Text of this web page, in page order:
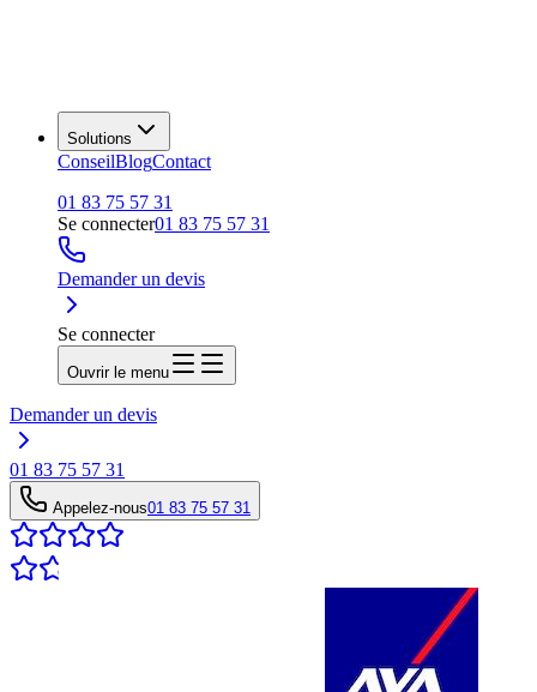
Solutions
ConseilBlogContact
01 83 75 57 31
Se connecter01 83 75 57 31
Demander un devis
Se connecter
Ouvrir le menu
Demander un devis
01 83 75 57 31
Appelez-nous01 83 75 57 31